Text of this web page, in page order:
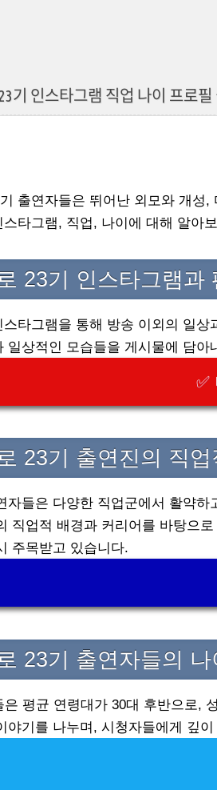
기 인스타그램 직업 나이 프로
출연자들은 뛰어난 외모와 개성
스타그램, 직업, 나이에 대해 알아
23기 인스타그램과
스타그램을 통해 방송 이외의 일
일상적인 모습들을 게시물에 담
✅
23기 출연진의 직업
자들은 다양한 직업군에서 활약
직업적 배경과 커리어를 바탕으
주목받고 있습니다.
23기 출연자들의
은 평균 연령대가 30대 후반으로,
야기를 나누며, 시청자들에게 깊